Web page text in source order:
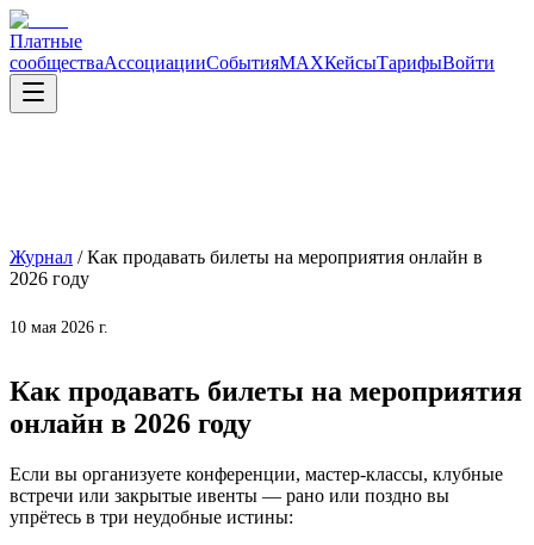
Платные
сообществаАссоциацииСобытияMAXКейсыТарифыВойти
Журнал /Как продавать билеты на мероприятия онлайн в
2026 году
10 мая 2026 г.
Как продавать билеты на мероприятия
онлайн в 2026 году
Если вы организуете конференции, мастер-классы, клубные
встречи или закрытые ивенты — рано или поздно вы
упрётесь в три неудобные истины: